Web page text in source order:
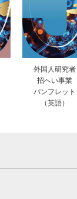
外国人研究者
招へい事業
パンフレット
（英語）